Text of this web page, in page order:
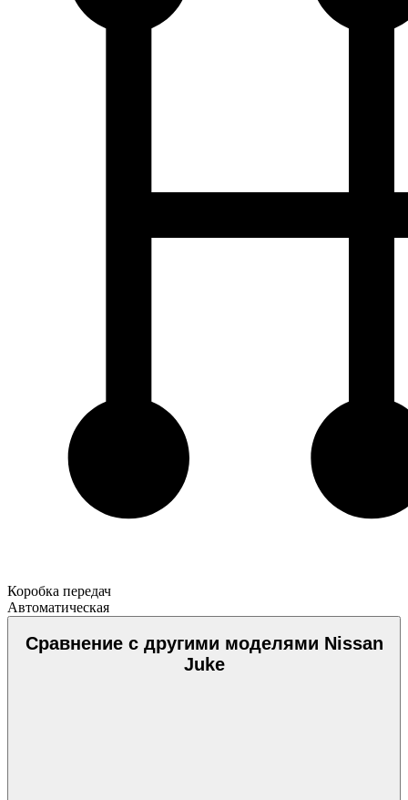
Коробка передач
Автоматическая
Сравнение с другими моделями Nissan
Juke